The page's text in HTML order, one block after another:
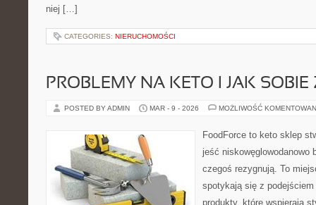
niej […]
CATEGORIES: NIERUCHOMOŚCI
PROBLEMY NA KETO I JAK
POSTED BY ADMIN MAR - 9 - 2026 MOŻLIWOŚĆ
FoodForce to keto sklep
jeść niskowęglowodanowo
czegoś rezygnują. To
spotykają się z
produkty, które wspierają